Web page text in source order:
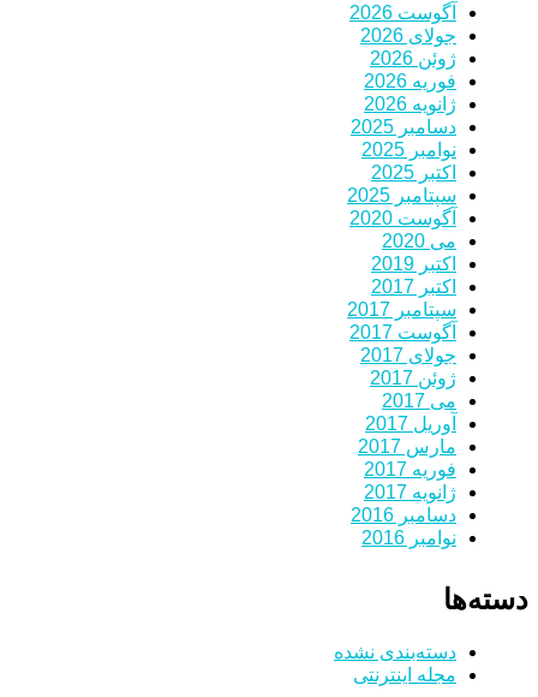
آگوست 2026
جولای 2026
ژوئن 2026
فوریه 2026
ژانویه 2026
دسامبر 2025
نوامبر 2025
اکتبر 2025
سپتامبر 2025
آگوست 2020
می 2020
اکتبر 2019
اکتبر 2017
سپتامبر 2017
آگوست 2017
جولای 2017
ژوئن 2017
می 2017
آوریل 2017
مارس 2017
فوریه 2017
ژانویه 2017
دسامبر 2016
نوامبر 2016
دسته‌ها
دسته‌بندی نشده
مجله اینترنتی